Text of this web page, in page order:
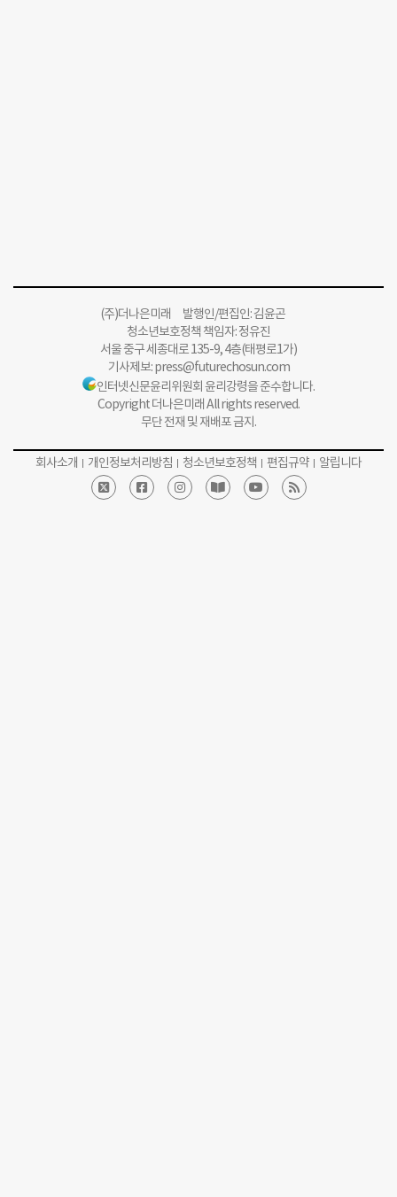
(주)더나은미래 발행인/편집인: 김윤곤
청소년보호정책 책임자: 정유진
서울 중구 세종대로 135-9, 4층(태평로1가)
기사제보:press@futurechosun.com
인터넷신문윤리위원회 윤리강령을 준수합니다.
Copyright 더나은미래 All rights reserved.
무단 전재 및 재배포 금지.
회사소개 개인정보처리방침 청소년보호정책 편집규약 알립니다